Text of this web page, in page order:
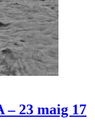
23 maig 17